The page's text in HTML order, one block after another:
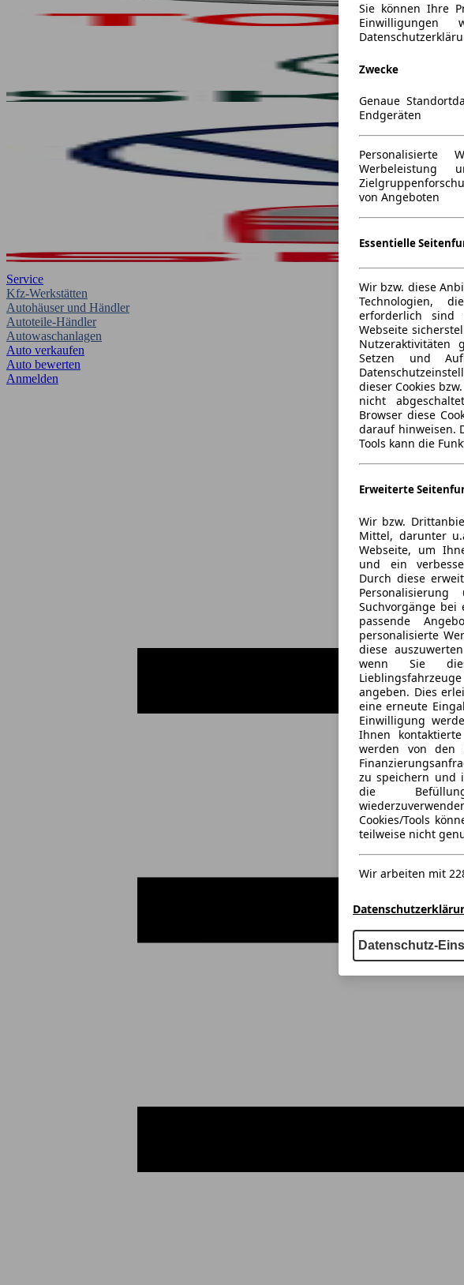
Service
Kfz-Werkstätten
Autohäuser und Händler
Autoteile-Händler
Autowaschanlagen
Auto verkaufen
Auto bewerten
Anmelden
Sie können Ihre
Zwecke
Genaue
Endgeräten
Personalisierte
Werbeleistung
von Angeboten
Essentielle
Wir bzw. diese
Technologien,
erforderlich sind
Webseite
Nutzeraktivitäten
Setzen und
dieser Cookies
nicht
Browser diese
darauf hinweisen.
Tools kann die
Erweiterte
Wir bzw.
Mittel, darunter
Webseite, um
und ein
Durch diese
Suchvorgänge bei
passende
personalisierte
diese
wenn Sie
angeben. Dies
eine erneute
Einwilligung
Ihnen
werden von den
zu speichern und
die
Cookies/Tools
teilweise nicht
Wir arbeiten mit
Datenschutz-